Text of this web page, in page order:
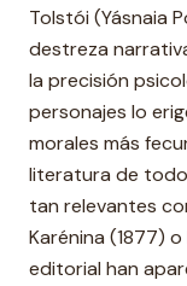
Tolstói (Yásnaia
destreza
la precisión
personajes lo
morales más
literatura de
tan relevantes
Karénina (1877)
editorial han